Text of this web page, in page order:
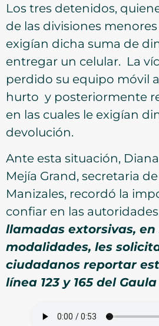
Los tres detenidos,
de las divisiones
exigían dicha suma de
entregar un celular. La
perdido su equipo móvil
hurto y posteriormente
en las cuales le exigían
devolución.
Ante esta situación,
Mejía Grand, secretaria
Manizales, recordó la
confiar en las
llamadas extorsivas,
modalidades, les
ciudadanos reportar
línea 123 y 165 del